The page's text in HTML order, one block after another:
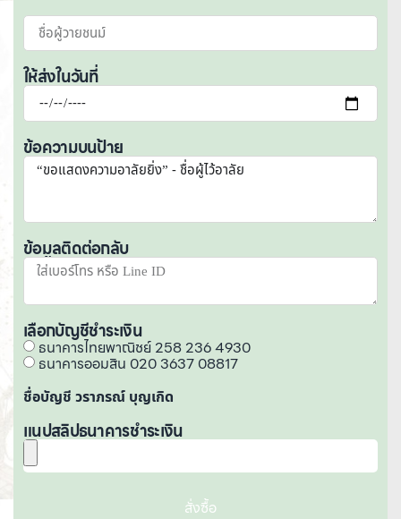
ให้ส่งในวันที่
ข้อความบนป้าย
ข้อมูลติดต่อกลับ
เลือกบัญชีชำระเงิน
ธนาคารไทยพาณิชย์ 258 236 4930
ธนาคารออมสิน 020 3637 08817
ชื่อบัญชี วราภรณ์ บุญเกิด
แนปสลิปธนาคารชำระเงิน
สั่งซื้อ